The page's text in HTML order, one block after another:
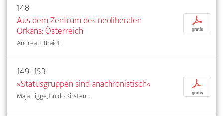
148
Aus dem Zentrum des neoliberalen
Orkans: Österreich
Andrea B. Braidt
p
gratis
149–153
»Statusgruppen sind anachronistisch«
Maja Figge, Guido Kirsten, ...
p
gratis